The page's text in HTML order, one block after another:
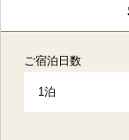
ご宿泊日数